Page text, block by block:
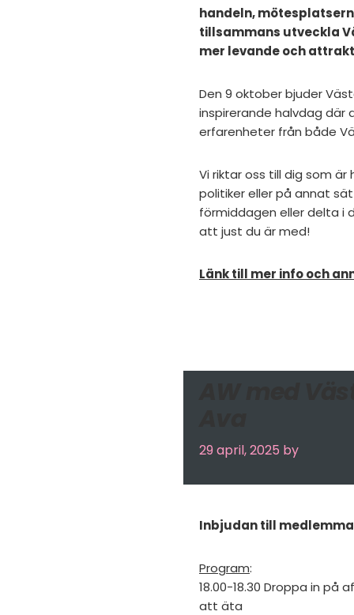
handeln,
tillsammans utveckla
mer levande och
Den 9 oktober bjuder
inspirerande halvdag där
erfarenheter från både
Vi riktar oss till dig som
politiker eller på annat
förmiddagen eller delta i
att just du är med!
Länk till mer info och
29 april, 2025 by
Inbjudan till
Program:
18.00-18.30 Droppa in på
att äta